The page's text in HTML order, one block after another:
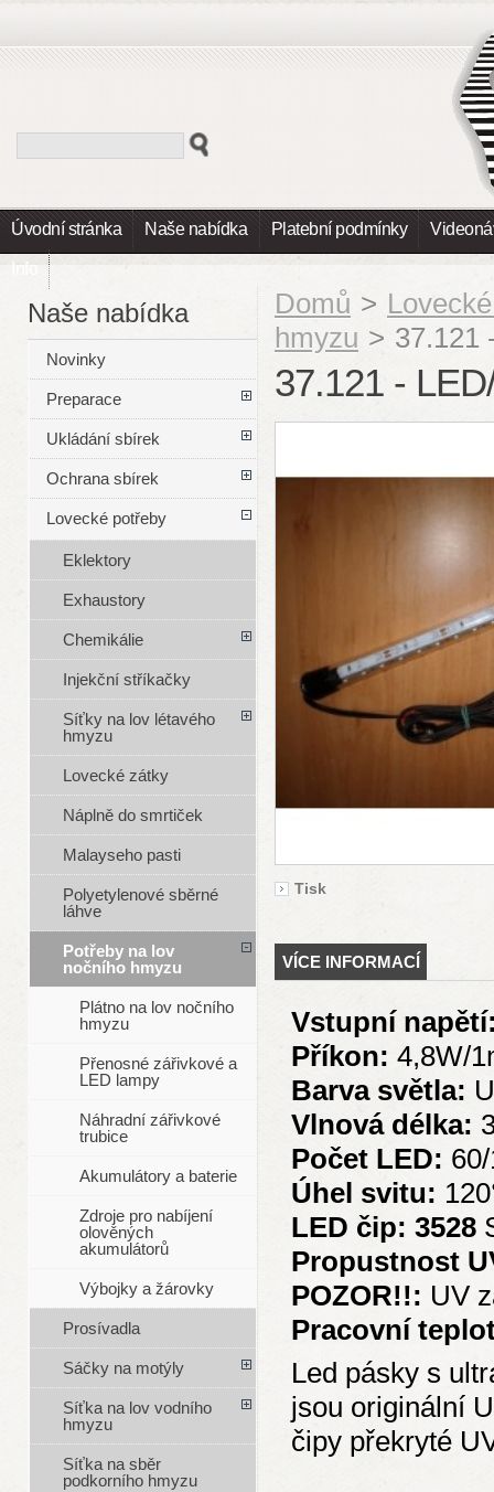
Úvodní stránka Naše nabídka Platební podmínky
Info
Domů >
hmyzu > 37.121
37.121 -
Tisk
VÍCE INFORMACÍ
Vstupní
Příkon: 4,8W/
Barva světla:
Vlnová délka:
Počet LED:
Úhel svitu:
LED čip: 3528
Propustnost
POZOR!!: UV
Pracovní
Led pásky s
jsou originální
čipy překryté
Naše nabídka
Novinky
Preparace
Ukládání sbírek
Ochrana sbírek
Lovecké potřeby
Eklektory
Exhaustory
Chemikálie
Injekční stříkačky
Síťky na lov létavého
hmyzu
Lovecké zátky
Náplně do smrtiček
Malayseho pasti
Polyetylenové sběrné
láhve
Potřeby na lov
nočního hmyzu
Plátno na lov nočního
hmyzu
Přenosné zářivkové a
LED lampy
Náhradní zářivkové
trubice
Akumulátory a baterie
Zdroje pro nabíjení
olověných
akumulátorů
Výbojky a žárovky
Prosívadla
Sáčky na motýly
Síťka na lov vodního
hmyzu
Síťka na sběr
podkorního hmyzu